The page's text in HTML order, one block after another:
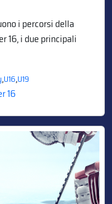
i percorsi della
16, i due principali
,U16,U19
16